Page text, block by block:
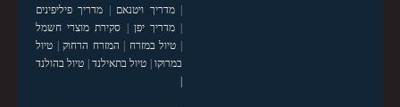
|מדריך ויטנאם | מדריך פיליפינים
|מדריך יפן | סקירת מוצרי חשמל
| טיול במזרח | המזרח הרחוק| טיול
במרוקו| טיול בתאילנד| טיול בהולנד
|